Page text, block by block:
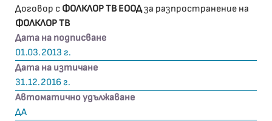
Договор с ФОЛКЛОР ТВ ЕООДза разпространение на
ФОЛКЛОР ТВ
Дата на подписване
01.03.2013 г.
Дата на изтичане
31.12.2016 г.
Автоматично удължаване
ДА